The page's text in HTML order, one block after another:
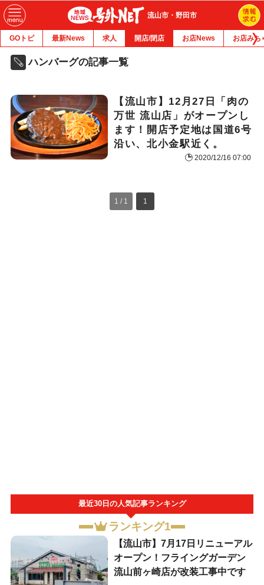
流山市・野田市
GOトピ 最新News 求人 開店/閉店 お店News お店みち
ハンバーグの記事一覧
【流山市】12月27日「肉の
万世 流山店」がオープンし
ます！開店予定地は国道6号
沿い、北小金駅近く。
2020/12/16 07:00
1 / 1 1
最近30日の人気記事ランキング
ランキング1
【流山市】7月17日リニューアル
オープン！フライングガーデン
流山前ヶ崎店が改装工事中です